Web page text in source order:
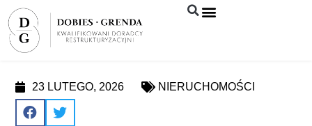
23 LUTEGO, 2026 NIERUCHOMOŚCI